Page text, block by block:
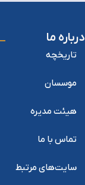
درباره ما
تاریخچه
موسسان
هیئت مدیره
تماس با ما
سایت‌های مرتبط